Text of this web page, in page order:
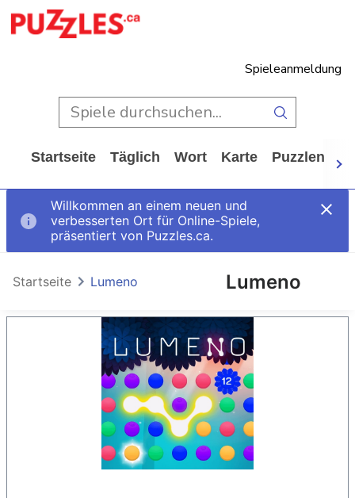
Spieleanmeldung
Startseite Täglich Wort Karte Puzzlen
Willkommen an einem neuen und
verbesserten Ort für Online-Spiele,
präsentiert von Puzzles.ca.
Lumeno
Startseite Lumeno